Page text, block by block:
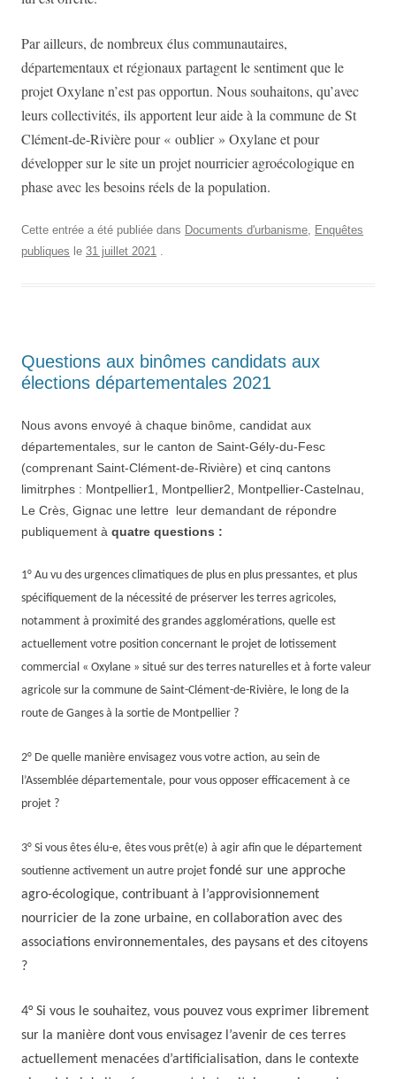
Par ailleurs, de nombreux élus communautaires,
départementaux et régionaux partagent le sentiment que le
projet Oxylane n’est pas opportun. Nous souhaitons, qu’avec
leurs collectivités, ils apportent leur aide à la commune de St
Clément-de-Rivière pour « oublier » Oxylane et pour
développer sur le site un projet nourricier agroécologique en
phase avec les besoins réels de la population.
Cette entrée a été publiée dans Documents d'urbanisme, Enquêtes
publiques le 31 juillet 2021 .
Questions aux binômes candidats aux
élections départementales 2021
Nous avons envoyé à chaque binôme, candidat aux
départementales, sur le canton de Saint-Gély-du-Fesc
(comprenant Saint-Clément-de-Rivière) et cinq cantons
limitrphes : Montpellier1, Montpellier2, Montpellier-Castelnau,
Le Crès, Gignac une lettre leur demandant de répondre
publiquement à quatre questions :
1° Au vu des urgences climatiques de plus en plus pressantes, et plus
spécifiquement de la nécessité de préserver les terres agricoles,
notamment à proximité des grandes agglomérations, quelle est
actuellement votre position concernant le projet de lotissement
commercial « Oxylane » situé sur des terres naturelles et à forte valeur
agricole sur la commune de Saint-Clément-de-Rivière, le long de la
route de Ganges à la sortie de Montpellier ?
2° De quelle manière envisagez vous votre action, au sein de
l’Assemblée départementale, pour vous opposer efficacement à ce
projet ?
3° Si vous êtes élu-e, êtes vous prêt(e) à agir afin que le département
soutienne activement un autre projet fondé sur une approche
agro-écologique, contribuant à l’approvisionnement
nourricier de la zone urbaine, en collaboration avec des
associations environnementales, des paysans et des citoyens
?
4° Si vous le souhaitez, vous pouvez vous exprimer librement
sur la manière dontvous envisagez l’avenir de ces terres
actuellement menacées d’artificialisation, dans le contexte